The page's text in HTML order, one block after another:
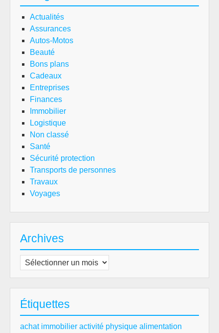
Actualités
Assurances
Autos-Motos
Beauté
Bons plans
Cadeaux
Entreprises
Finances
Immobilier
Logistique
Non classé
Santé
Sécurité protection
Transports de personnes
Travaux
Voyages
Archives
Archives
Étiquettes
achat immobilier activité physique alimentation